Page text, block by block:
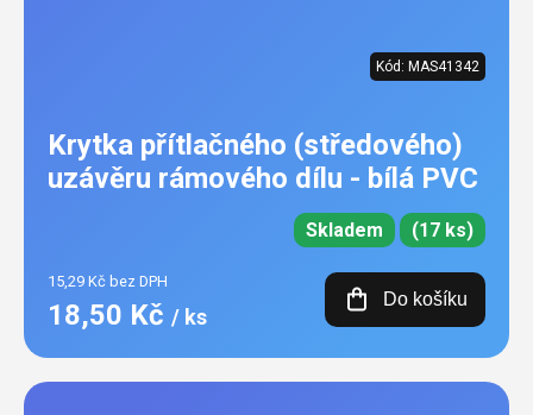
Kód: MAS41342
Krytka přítlačného (středového)
uzávěru rámového dílu - bílá PVC
Skladem (17 ks)
15,29 Kč bez DPH
18,50 Kč / ks
Do košíku